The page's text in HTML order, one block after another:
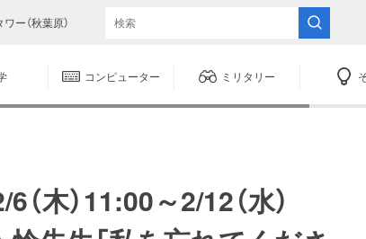
ー（秋葉原）
コンピューター ミリタリー
（木）11:00～2/12（水）